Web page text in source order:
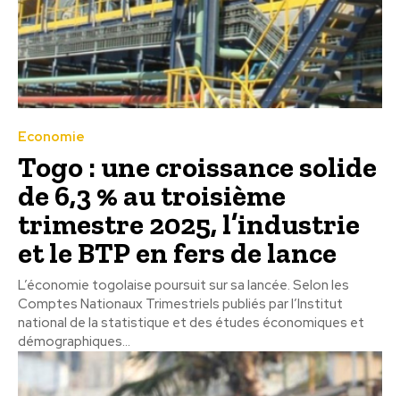
Economie
Togo : une croissance solide
de 6,3 % au troisième
trimestre 2025, l’industrie
et le BTP en fers de lance
L’économie togolaise poursuit sur sa lancée. Selon les
Comptes Nationaux Trimestriels publiés par l’Institut
national de la statistique et des études économiques et
démographiques...